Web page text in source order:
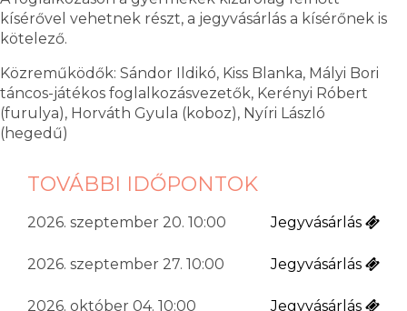
kísérővel vehetnek részt, a jegyvásárlás a kísérőnek is
kötelező.
Közreműködők: Sándor Ildikó, Kiss Blanka, Mályi Bori
táncos-játékos foglalkozásvezetők, Kerényi Róbert
(furulya), Horváth Gyula (koboz), Nyíri László
(hegedű)
TOVÁBBI IDŐPONTOK
2026. szeptember 20. 10:00 Jegyvásárlás
2026. szeptember 27. 10:00 Jegyvásárlás
2026. október 04. 10:00 Jegyvásárlás